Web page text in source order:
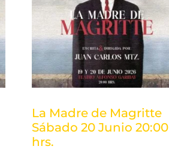
La Madre de Magritte
Sábado 20 Junio 20:00
hrs.